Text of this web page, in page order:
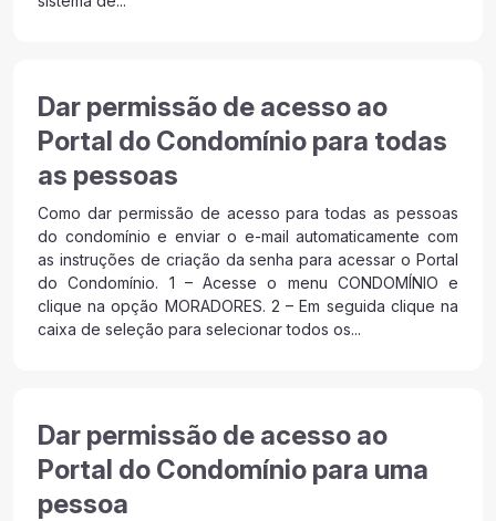
Dar permissão de acesso ao
Portal do Condomínio para todas
as pessoas
Como dar permissão de acesso para todas as pessoas
do condomínio e enviar o e-mail automaticamente com
as instruções de criação da senha para acessar o Portal
do Condomínio. 1 – Acesse o menu CONDOMÍNIO e
clique na opção MORADORES. 2 – Em seguida clique na
caixa de seleção para selecionar todos os...
Dar permissão de acesso ao
Portal do Condomínio para uma
pessoa